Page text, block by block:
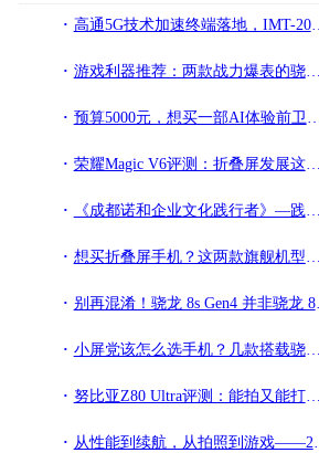
高通5G技术加速终端落地，IMT-2020(5G)峰会表彰高通优秀工程师
游戏利器推荐：两款战力爆表的骁龙8至尊手机
预算5000元，想买一部AI体验前卫的旗舰手机，有的选吗？
荣耀Magic V6评测：折叠屏发展这么多年，终于可以放心买了？
《成都诺和企业文化践行者》—践行文化，榜样力量
想买折叠屏手机？这两款旗舰机型可能是2026年的标准答案
别再混淆！骁龙 8s Gen4 并非骁龙 8s 至尊
小屏党该怎么选手机？几款搭载骁龙芯的小屏机推荐
努比亚Z80 Ultra评测：能拍又能打的“街拍游戏机”
从性能到续航，从拍照到游戏——2026年换机看这几款就够了